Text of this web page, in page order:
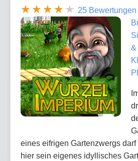
25 Bewertungen
&
eines eifrigen Gartenzwergs
hier sein eigenes idyllisches